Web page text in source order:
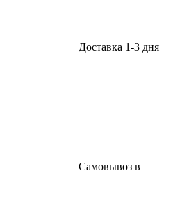
Доставка 1-3 дня
Самовывоз в